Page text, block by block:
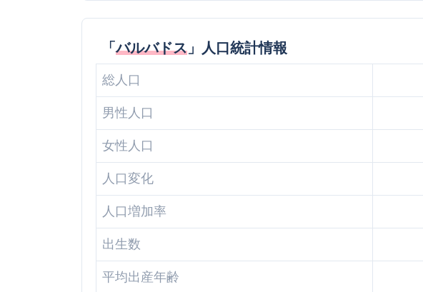
「バルバドス」人口統計情報
総人口
男性人口
女性人口
人口変化
人口増加率
出生数
平均出産年齢